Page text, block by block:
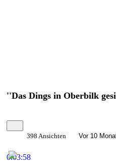
''Das Dings in Oberbilk
398 Ansichten Vor 10
0:03:58